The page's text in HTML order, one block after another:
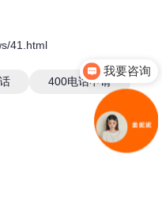
41.html
400电话申请
我要咨询